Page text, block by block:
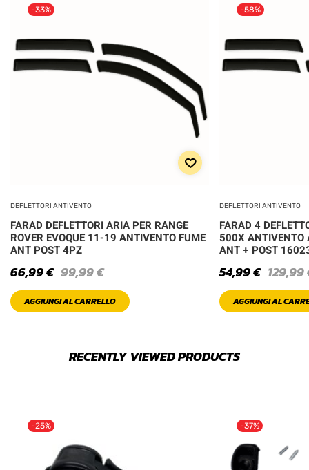
-33%
DEFLETTORI ANTIVENTO
FARAD DEFLETTORI ARIA PER RANGE
ROVER EVOQUE 11-19 ANTIVENTO FUME
ANT POST 4PZ
99,99€
66,99€
AGGIUNGI AL CARRELLO
-58%
DEFLETTORI ANTIVENTO
FARAD 4
500X ANTIVENTO
ANT + POST
129,99
54,99€
AGGIUNGI AL
RECENTLY VIEWED PRODUCTS
-25% -37%